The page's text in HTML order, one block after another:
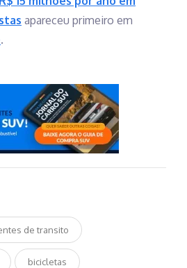
apareceu primeiro em
.
de transito
bicicletas